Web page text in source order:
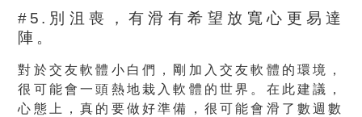
#5.別沮喪，有滑有希望放寬心更易達
陣。
對於交友軟體小白們，剛加入交友軟體的環境，
很可能會一頭熱地栽入軟體的世界。在此建議，
心態上，真的要做好準備，很可能會滑了數週數